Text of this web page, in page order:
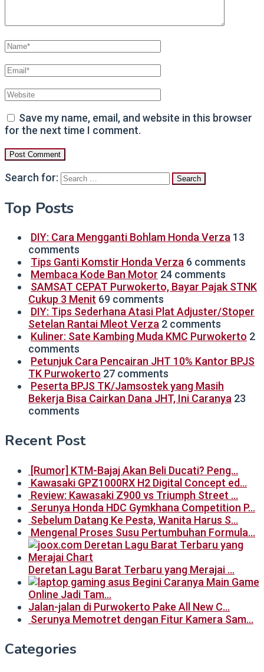
Save my name, email, and website in this browser
for the next time I comment.
Search for:
Top Posts
DIY: Cara Mengganti Bohlam Honda Verza 13
comments
Tips Ganti Komstir Honda Verza 6 comments
Membaca Kode Ban Motor 24 comments
SAMSAT CEPAT Purwokerto, Bayar Pajak STNK
Cukup 3 Menit 69 comments
DIY: Tips Sederhana Atasi Plat Adjuster/Stoper
Setelan Rantai Mleot Verza 2 comments
Kuliner: Sate Kambing Muda KMC Purwokerto 2
comments
Petunjuk Cara Pencairan JHT 10% Kantor BPJS
TK Purwokerto 27 comments
Peserta BPJS TK/Jamsostek yang Masih
Bekerja Bisa Cairkan Dana JHT, Ini Caranya 23
comments
Recent Post
[Rumor] KTM-Bajaj Akan Beli Ducati? Peng…
Kawasaki GPZ1000RX H2 Digital Concept ed…
Review: Kawasaki Z900 vs Triumph Street …
Serunya Honda HDC Gymkhana Competition P…
Sebelum Datang Ke Pesta, Wanita Harus S…
Mengenal Proses Susu Pertumbuhan Formula…
Deretan Lagu Barat Terbaru yang Merajai …
Begini Caranya Main Game
Online Jadi Tam…
Jalan-jalan di Purwokerto Pake All New C…
Serunya Memotret dengan Fitur Kamera Sam…
Categories